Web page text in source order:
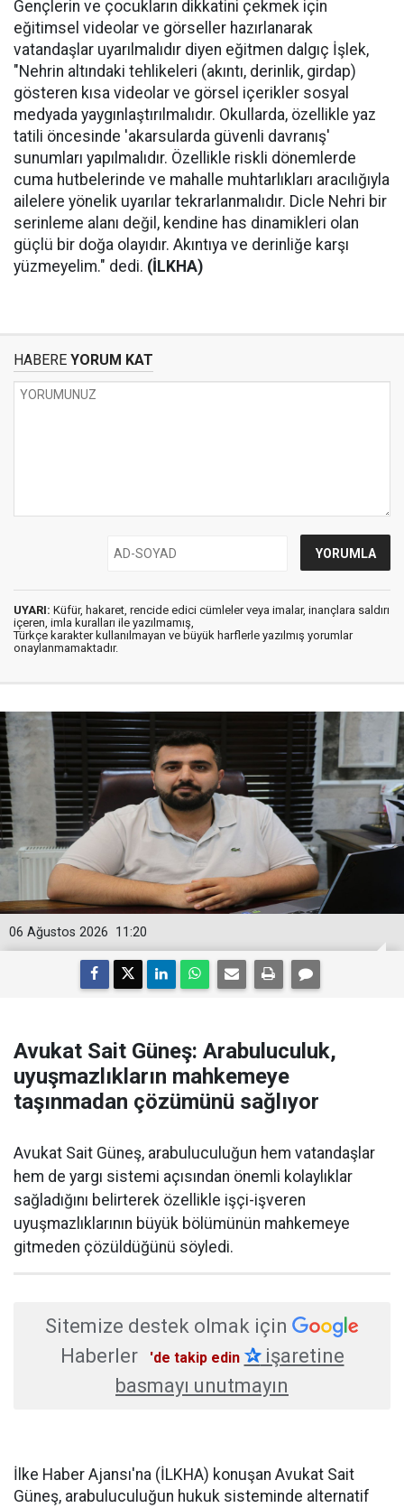
Gençlerin ve çocukların dikkatini çekmek için
eğitimsel videolar ve görseller hazırlanarak
vatandaşlar uyarılmalıdır diyen eğitmen dalgıç İşlek,
"Nehrin altındaki tehlikeleri (akıntı, derinlik, girdap)
gösteren kısa videolar ve görsel içerikler sosyal
medyada yaygınlaştırılmalıdır. Okullarda, özellikle yaz
tatili öncesinde 'akarsularda güvenli davranış'
sunumları yapılmalıdır. Özellikle riskli dönemlerde
cuma hutbelerinde ve mahalle muhtarlıkları aracılığıyla
ailelere yönelik uyarılar tekrarlanmalıdır. Dicle Nehri bir
serinleme alanı değil, kendine has dinamikleri olan
güçlü bir doğa olayıdır. Akıntıya ve derinliğe karşı
yüzmeyelim." dedi. (İLKHA)
HABERE YORUM KAT
UYARI: Küfür, hakaret, rencide edici cümleler veya imalar, inançlara saldırı
içeren, imla kuralları ile yazılmamış,
Türkçe karakter kullanılmayan ve büyük harflerle yazılmış yorumlar
onaylanmamaktadır.
11:20
06 Ağustos 2026
Avukat Sait Güneş: Arabuluculuk,
uyuşmazlıkların mahkemeye
taşınmadan çözümünü sağlıyor
Avukat Sait Güneş, arabuluculuğun hem vatandaşlar
hem de yargı sistemi açısından önemli kolaylıklar
sağladığını belirterek özellikle işçi-işveren
uyuşmazlıklarının büyük bölümünün mahkemeye
gitmeden çözüldüğünü söyledi.
Sitemize destek olmak için
Haberler
'de takip edin ✰işaretine
basmayı unutmayın
İlke Haber Ajansı'na (İLKHA) konuşan Avukat Sait
Güneş, arabuluculuğun hukuk sisteminde alternatif